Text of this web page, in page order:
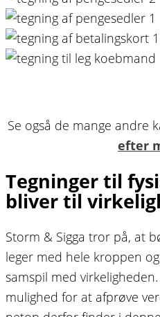
Se også de mange andre
efter
Tegninger til
bliver til
Storm & Sigga tror på, at
leger med hele kroppen
samspil med
mulighed for at afprøve